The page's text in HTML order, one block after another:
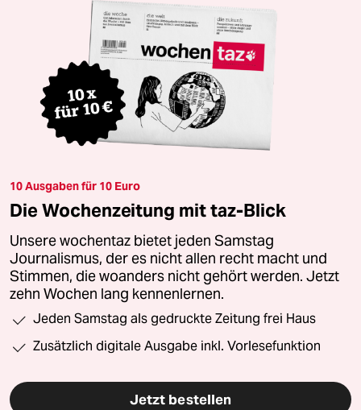
10 Ausgaben für 10 Euro
Die Wochenzeitung mit taz-Blick
Unsere wochentaz bietet jeden Samstag
Journalismus, der es nicht allen recht macht und
Stimmen, die woanders nicht gehört werden. Jetzt
zehn Wochen lang kennenlernen.
Jeden Samstag als gedruckte Zeitung frei Haus
Zusätzlich digitale Ausgabe inkl. Vorlesefunktion
Jetzt bestellen